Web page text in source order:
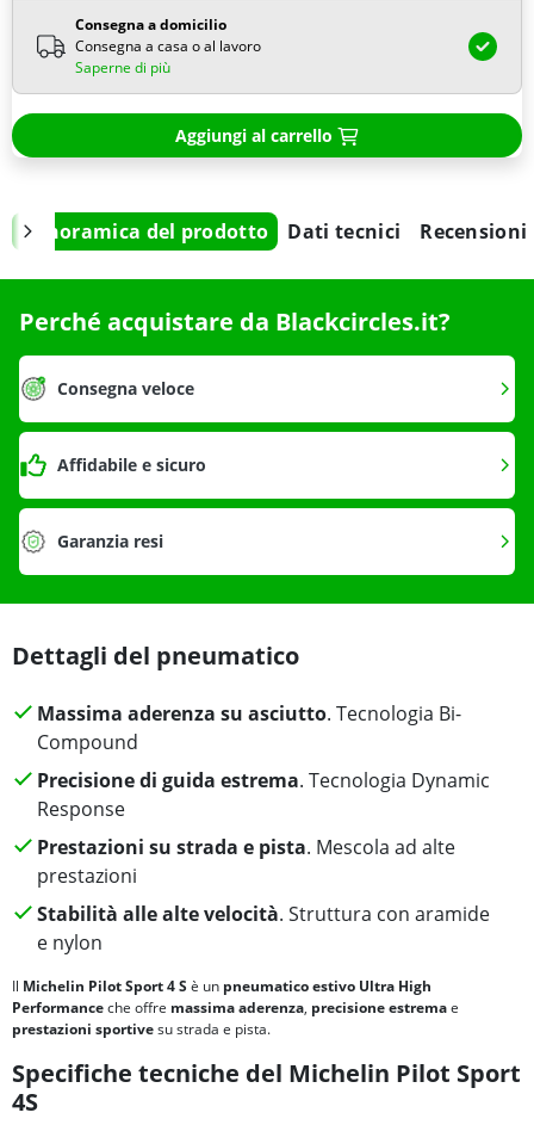
Consegna a domicilio
Consegna a casa o al lavoro
Saperne di più
Aggiungi al carrello
Panoramica del prodotto Dati tecnici Recensioni
Perché acquistare da Blackcircles.it?
Consegna veloce
Affidabile e sicuro
Garanzia resi
Dettagli del pneumatico
Massima aderenza su asciutto. Tecnologia Bi-
Compound
Precisione di guida estrema. Tecnologia Dynamic
Response
Prestazioni su strada e pista. Mescola ad alte
prestazioni
Stabilità alle alte velocità. Struttura con aramide
e nylon
Il Michelin Pilot Sport 4 S è un pneumatico estivo Ultra High
Performanceche offre massima aderenza, precisione estremae
prestazioni sportivesu strada e pista.
Specifiche tecniche del Michelin Pilot Sport
4S